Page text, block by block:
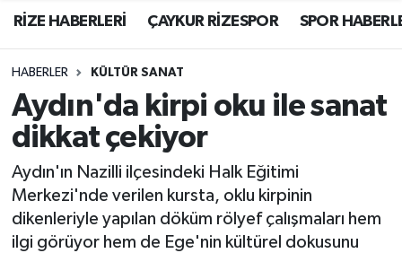
RİZE HABERLERİ ÇAYKUR RİZESPOR SPOR
HABERLER KÜLTÜR SANAT
Aydın'da kirpi oku ile sanat
dikkat çekiyor
Aydın'ın Nazilli ilçesindeki Halk Eğitimi
Merkezi'nde verilen kursta, oklu kirpinin
dikenleriyle yapılan döküm rölyef çalışmaları hem
ilgi görüyor hem de Ege'nin kültürel dokusunu
Asayiş
Rize Jandarma Komutanlığı
Bilim Teknoloji
Advertising news
Merkez Trafik Yoğunluk Haritası
Süper Lig Puan Durumu ve Fikstür
Tüm Manşetler
Son Dakika Haberleri
Haber Arşivi